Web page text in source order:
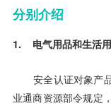
分别介绍
1. 电气用品和生活
安全认证对象产品
业通商资源部令规定